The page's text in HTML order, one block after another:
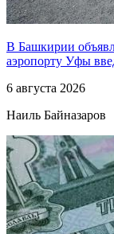
В Башкирии
аэропорту Уфы
6 августа 2026
Наиль Байназаров